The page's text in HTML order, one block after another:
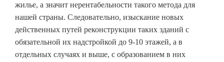
жилье, а значит нерентабельности такого метода для
нашей страны. Следовательно, изыскание новых
действенных путей реконструкции таких зданий с
обязательной их надстройкой до 9-10 этажей, а в
отдельных случаях и выше, с образованием в них